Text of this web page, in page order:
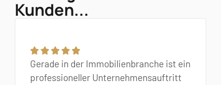
Kunden...
Gerade in der Immobilienbranche ist ein
professioneller Unternehmensauftritt